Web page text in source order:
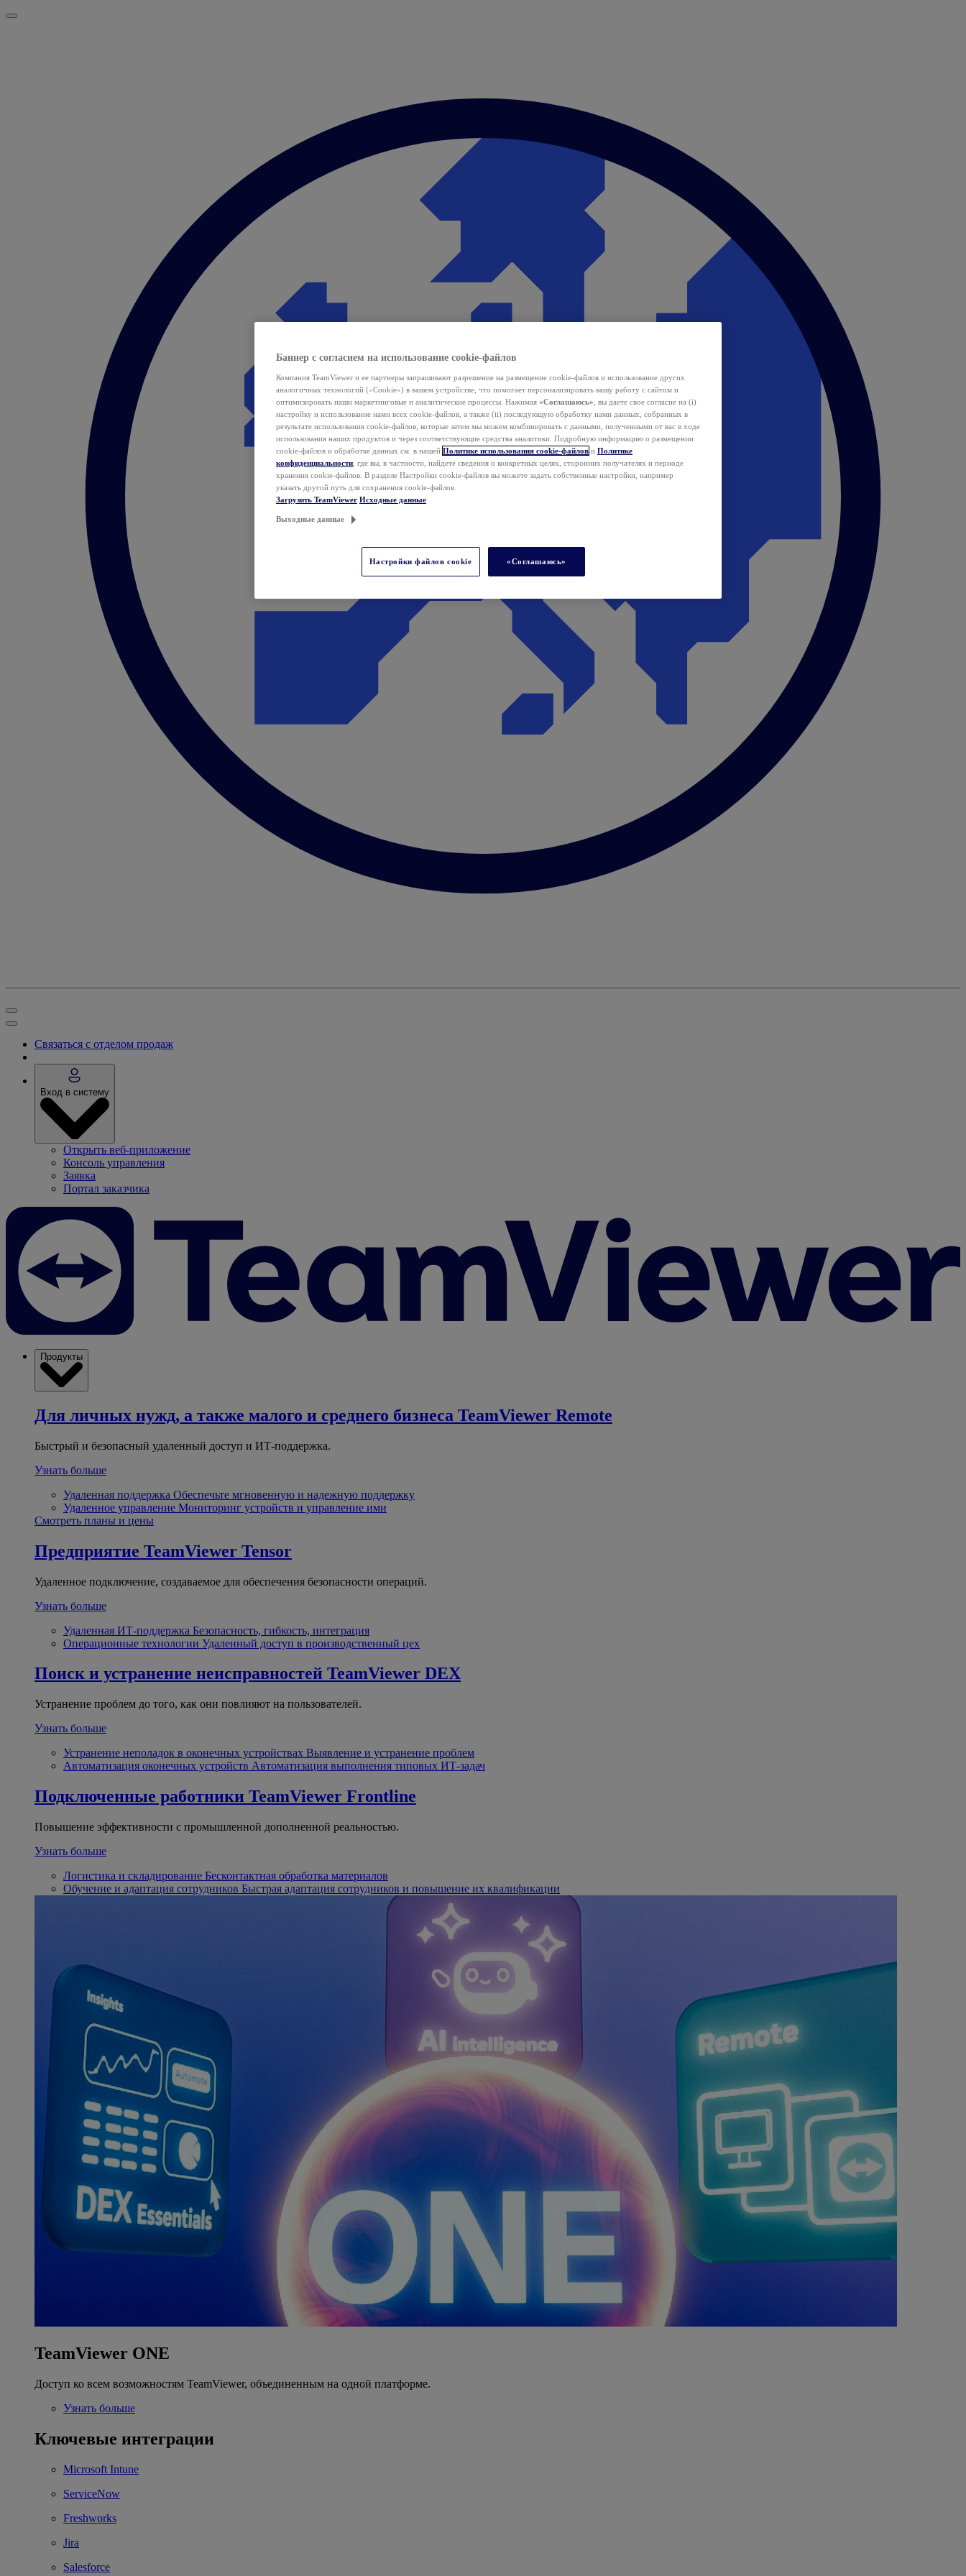
Связаться с отделом продаж
Вход в систему
Открыть веб-приложение
Консоль управления
Заявка
Портал заказчика
Продукты
Для личных нужд, а также малого и среднего бизнеса TeamViewer Remote
Быстрый и безопасный удаленный доступ и ИТ-поддержка.
Узнать больше
Удаленная поддержка Обеспечьте мгновенную и надежную поддержку
Удаленное управление Мониторинг устройств и управление ими
Смотреть планы и цены
Предприятие TeamViewer Tensor
Удаленное подключение, создаваемое для обеспечения безопасности операций.
Узнать больше
Удаленная ИТ-поддержка Безопасность, гибкость, интеграция
Операционные технологии Удаленный доступ в производственный цех
Поиск и устранение неисправностей TeamViewer DEX
Устранение проблем до того, как они повлияют на пользователей.
Узнать больше
Устранение неполадок в оконечных устройствах Выявление и устранение проблем
Автоматизация оконечных устройств Автоматизация выполнения типовых ИТ-задач
Подключенные работники TeamViewer Frontline
Повышение эффективности с промышленной дополненной реальностью.
Узнать больше
Логистика и складирование Бесконтактная обработка материалов
Обучение и адаптация сотрудников Быстрая адаптация сотрудников и повышение их квалификации
TeamViewer ONE
Доступ ко всем возможностям TeamViewer, объединенным на одной платформе.
Узнать больше
Ключевые интеграции
Microsoft Intune
ServiceNow
Freshworks
Jira
Salesforce
Баннер с согласием на использование cookie-файлов
Компания TeamViewer и ее партнеры запрашивают разрешение на размещение cookie-файлов и использование других
аналогичных технологий («Cookie») в вашем устройстве, что помогает персонализировать вашу работу с сайтом и
оптимизировать наши маркетинговые и аналитические процессы. Нажимая «Соглашаюсь» , вы даете свое согласие на (i)
настройку и использование нами всех cookie-файлов, а также (ii) последующую обработку нами данных, собранных в
результате использования cookie-файлов, которые затем мы можем комбинировать с данными, полученными от вас в ходе
использования наших продуктов и через соответствующие средства аналитики. Подробную информацию о размещении
cookie-файлов и обработке данных см. в нашей Политике использования cookie-файлов и Политике
конфиденциальности , где вы, в частности, найдете сведения о конкретных целях, сторонних получателях и периоде
хранения cookie-файлов. В разделе Настройки cookie-файлов вы можете задать собственные настройки, например
указать другой путь для сохранения cookie-файлов.
Загрузить TeamViewer Исходные данные
Выходные данные
Настройки файлов cookie «Соглашаюсь»